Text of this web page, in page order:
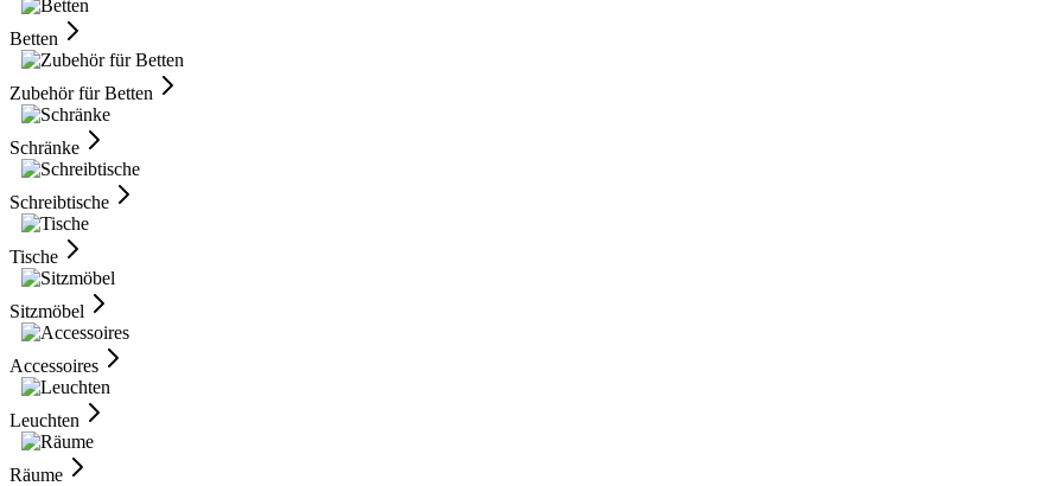
Betten
Zubehör für Betten
Schränke
Schreibtische
Tische
Sitzmöbel
Accessoires
Leuchten
Räume